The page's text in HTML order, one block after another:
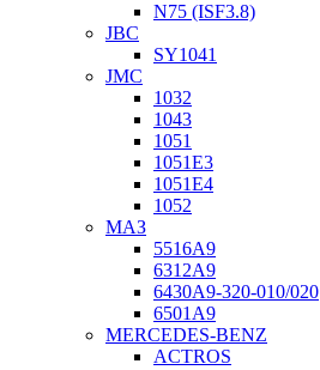
N75 (ISF3.8)
JBC
SY1041
JMC
1032
1043
1051
1051Е3
1051Е4
1052
МАЗ
5516А9
6312А9
6430А9-320-010/020
6501А9
MERCEDES-BENZ
ACTROS